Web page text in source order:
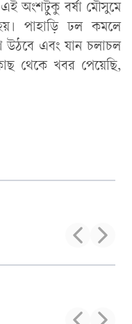
অংশটুকু বর্ষা মৌসুমে
পাহাড়ি ঢল কমলে
এবং যান চলাচল
কাছ থেকে খবর পেয়েছি,